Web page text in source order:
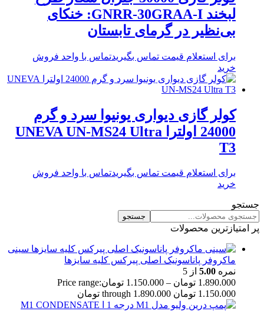
لبخند GNRR-30GRAA-I: خنکای
بی‌نظیر در گرمای تابستان
برای استعلام قیمت تماس بگیریدتماس با واحد فروش
خرید
کولر گازی دیواری یونیوا سرد و گرم
24000 اولترا UNEVA UN-MS24 Ultra
T3
برای استعلام قیمت تماس بگیریدتماس با واحد فروش
خرید
جستجو
جستجو
پر امتیازترین محصولات
سینی
ماکروفر پاناسونیک اصلی پیرکس کلیه سایزها
نمره 5.00 از 5
1.890.000 تومان –
1.150.000 تومانPrice range:
1.150.000 تومان through 1.890.000 تومان